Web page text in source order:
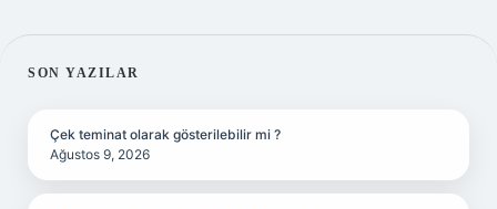
SIDEBAR
SON YAZILAR
Çek teminat olarak gösterilebilir mi ?
Ağustos 9, 2026